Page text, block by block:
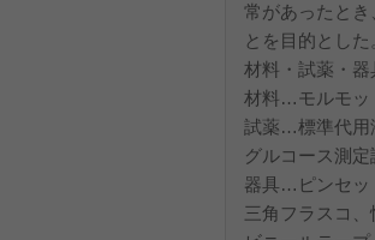
常があったと
とを目的とした
材料・試薬・器
材料…モルモッ
試薬…標準代用
グルコース測
器具…ピンセッ
三角フラスコ